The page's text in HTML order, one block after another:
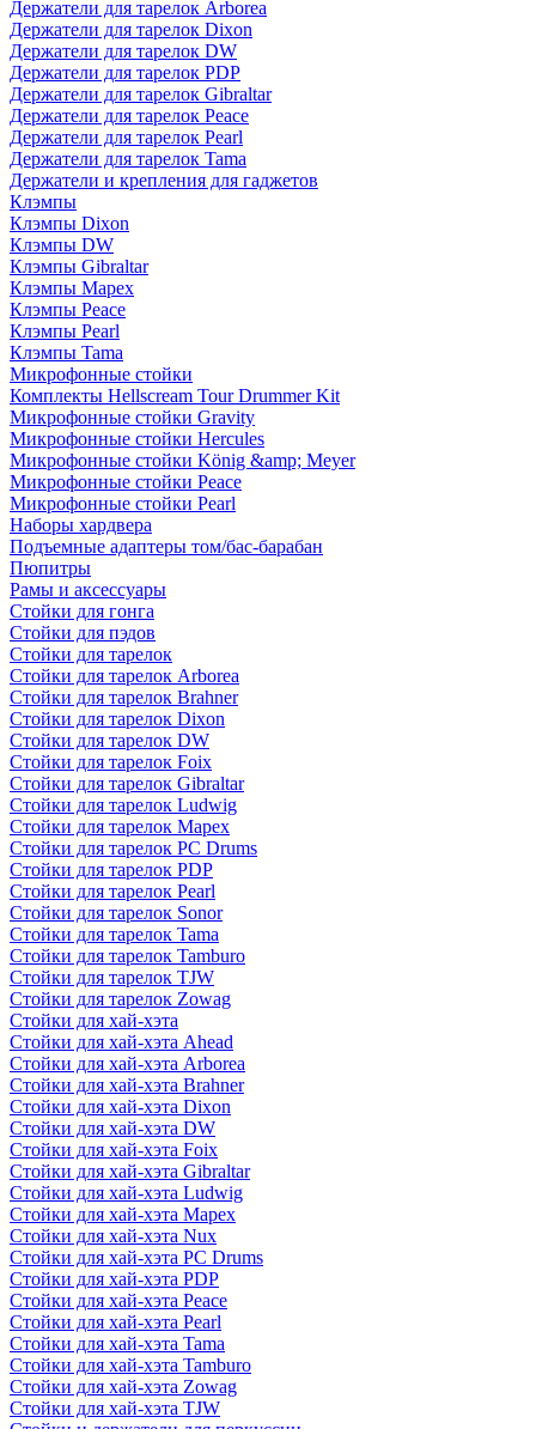
Держатели для тарелок Arborea
Держатели для тарелок Dixon
Держатели для тарелок DW
Держатели для тарелок PDP
Держатели для тарелок Gibraltar
Держатели для тарелок Peace
Держатели для тарелок Pearl
Держатели для тарелок Tama
Держатели и крепления для гаджетов
Клэмпы
Клэмпы Dixon
Клэмпы DW
Клэмпы Gibraltar
Клэмпы Mapex
Клэмпы Peace
Клэмпы Pearl
Клэмпы Tama
Микрофонные стойки
Комплекты Hellscream Tour Drummer Kit
Микрофонные стойки Gravity
Микрофонные стойки Hercules
Микрофонные стойки König &amp; Meyer
Микрофонные стойки Peace
Микрофонные стойки Pearl
Наборы хардвера
Подъемные адаптеры том/бас-барабан
Пюпитры
Рамы и аксессуары
Стойки для гонга
Стойки для пэдов
Стойки для тарелок
Стойки для тарелок Arborea
Стойки для тарелок Brahner
Стойки для тарелок Dixon
Стойки для тарелок DW
Стойки для тарелок Foix
Стойки для тарелок Gibraltar
Стойки для тарелок Ludwig
Стойки для тарелок Mapex
Стойки для тарелок PC Drums
Стойки для тарелок PDP
Стойки для тарелок Pearl
Стойки для тарелок Sonor
Стойки для тарелок Tama
Стойки для тарелок Tamburo
Стойки для тарелок TJW
Стойки для тарелок Zowag
Стойки для хай-хэта
Стойки для хай-хэта Ahead
Стойки для хай-хэта Arborea
Стойки для хай-хэта Brahner
Стойки для хай-хэта Dixon
Стойки для хай-хэта DW
Стойки для хай-хэта Foix
Стойки для хай-хэта Gibraltar
Стойки для хай-хэта Ludwig
Стойки для хай-хэта Mapex
Стойки для хай-хэта Nux
Стойки для хай-хэта PC Drums
Стойки для хай-хэта PDP
Стойки для хай-хэта Peace
Стойки для хай-хэта Pearl
Стойки для хай-хэта Tama
Стойки для хай-хэта Tamburo
Стойки для хай-хэта Zowag
Стойки для хай-хэта TJW